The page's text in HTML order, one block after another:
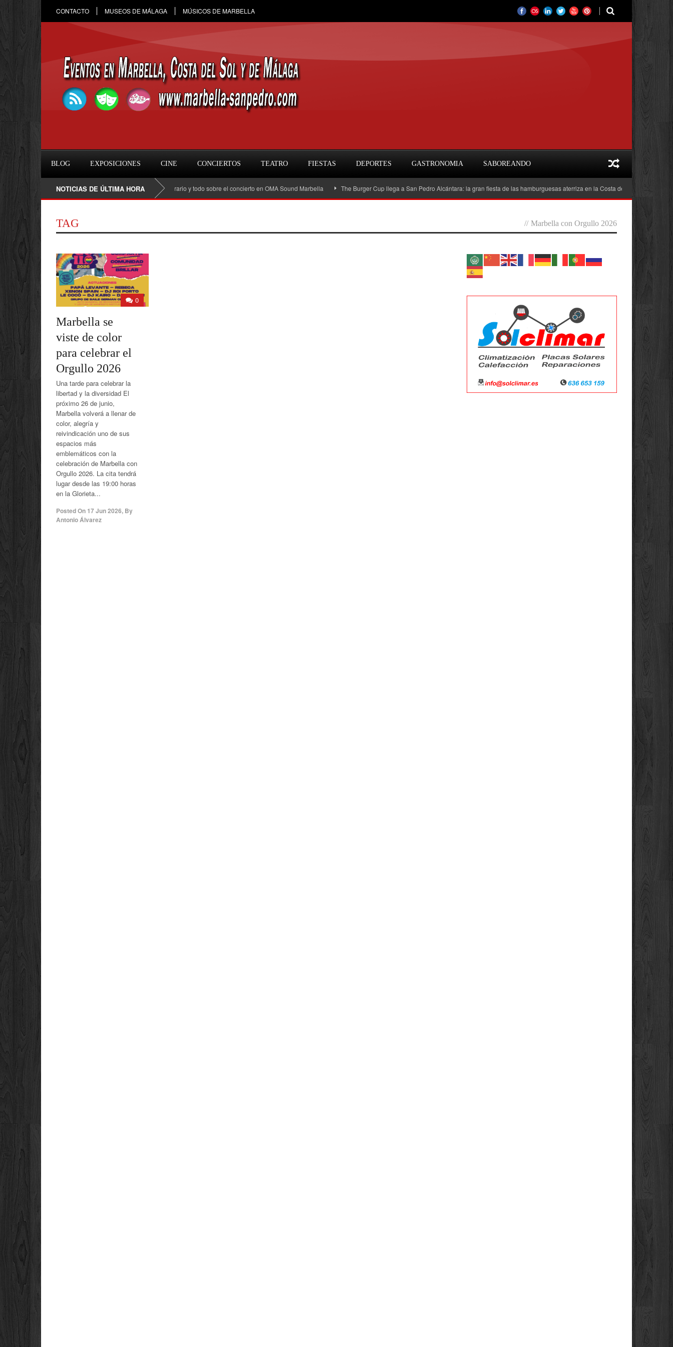
CONTACTO MUSEOS DE MÁLAGA MÚSICOS DE MARBELLA
BLOG EXPOSICIONES CINE CONCIERTOS TEATRO FIESTAS DEPORTES GASTRONOMIA SABOREANDO
NOTICIAS DE ÚLTIMA HORA
Raule en Marbella 2026: fecha, entradas, horario y todo sobre el concierto en OMA Sound Marbella The Burger Cup llega a San Pedro Alcántara: la gran fiesta de las hamburguesas aterriza en la Costa del Sol
TAG // Marbella con Orgullo 2026
0
Marbella se
viste de color
para celebrar el
Orgullo 2026
Una tarde para celebrar la
libertad y la diversidad El
próximo 26 de junio,
Marbella volverá a llenar de
color, alegría y
reivindicación uno de sus
espacios más
emblemáticos con la
celebración de Marbella con
Orgullo 2026. La cita tendrá
lugar desde las 19:00 horas
en la Glorieta...
Posted On 17 Jun 2026, By
Antonio Álvarez